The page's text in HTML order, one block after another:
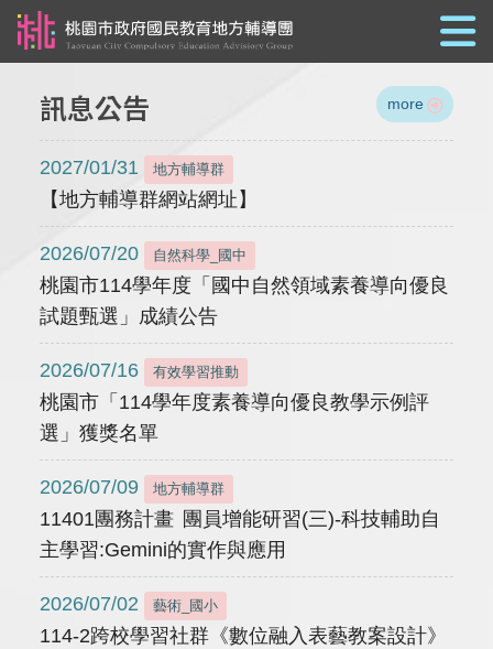
訊息公告 more
2027/01/31 地方輔導群
【地方輔導群網站網址】
2026/07/20 自然科學_國中
桃園市114學年度「國中自然領域素養導向優良
試題甄選」成績公告
2026/07/16 有效學習推動
桃園市「114學年度素養導向優良教學示例評
選」獲獎名單
2026/07/09 地方輔導群
11401團務計畫 團員增能研習(三)-科技輔助自
主學習:Gemini的實作與應用
2026/07/02 藝術_國小
114-2跨校學習社群《數位融入表藝教案設計》